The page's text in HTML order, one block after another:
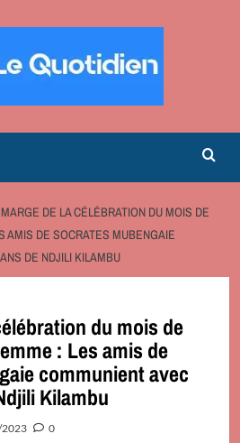
DE LA CÉLÉBRATION DU MOIS DE
AMIS DE SOCRATES MUBENGAIE
DE NDJILI KILAMBU
du mois de
: Les amis de
communient avec
Kilambu
0